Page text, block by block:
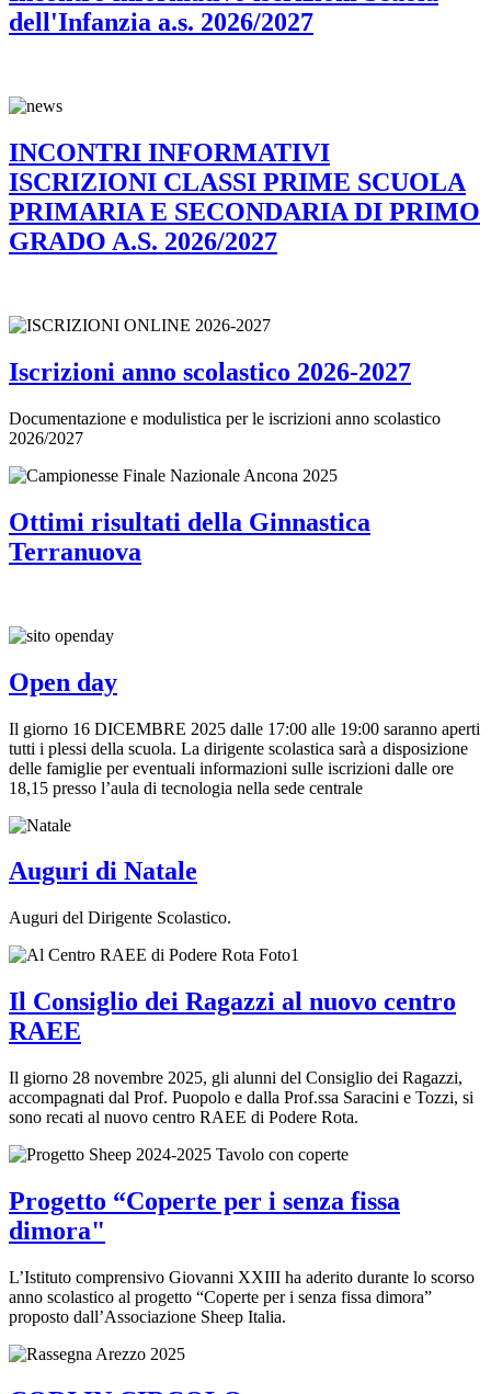
dell'Infanzia a.s. 2026/2027
INCONTRI INFORMATIVI
ISCRIZIONI CLASSI PRIME SCUOLA
PRIMARIA E SECONDARIA DI PRIMO
GRADO A.S. 2026/2027
Iscrizioni anno scolastico 2026-2027
Documentazione e modulistica per le iscrizioni anno scolastico
2026/2027
Ottimi risultati della Ginnastica
Terranuova
Open day
Il giorno 16 DICEMBRE 2025 dalle 17:00 alle 19:00 saranno aperti
tutti i plessi della scuola. La dirigente scolastica sarà a disposizione
delle famiglie per eventuali informazioni sulle iscrizioni dalle ore
18,15 presso l’aula di tecnologia nella sede centrale
Auguri di Natale
Auguri del Dirigente Scolastico.
Il Consiglio dei Ragazzi al nuovo centro
RAEE
Il giorno 28 novembre 2025, gli alunni del Consiglio dei Ragazzi,
accompagnati dal Prof. Puopolo e dalla Prof.ssa Saracini e Tozzi, si
sono recati al nuovo centro RAEE di Podere Rota.
Progetto “Coperte per i senza fissa
dimora"
L’Istituto comprensivo Giovanni XXIII ha aderito durante lo scorso
anno scolastico al progetto “Coperte per i senza fissa dimora”
proposto dall’Associazione Sheep Italia.